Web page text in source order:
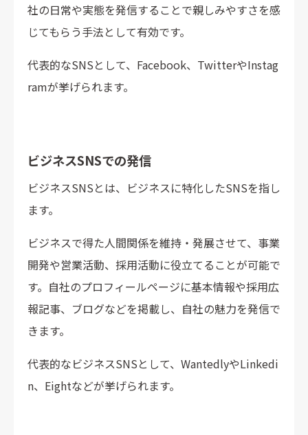
社の日常や実態を発信することで親しみやすさを感
じてもらう手法として有効です。
代表的なSNSとして、Facebook、TwitterやInstag
ramが挙げられます。
ビジネスSNSでの発信
ビジネスSNSとは、ビジネスに特化したSNSを指し
ます。
ビジネスで得た人間関係を維持・発展させて、事業
開発や営業活動、採用活動に役立てることが可能で
す。自社のプロフィールページに基本情報や採用広
報記事、ブログなどを掲載し、自社の魅力を発信で
きます。
代表的なビジネスSNSとして、WantedlyやLinkedi
n、Eightなどが挙げられます。